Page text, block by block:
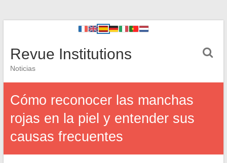
Revue Institutions
Noticias
Cómo reconocer las manchas
rojas en la piel y entender sus
causas frecuentes